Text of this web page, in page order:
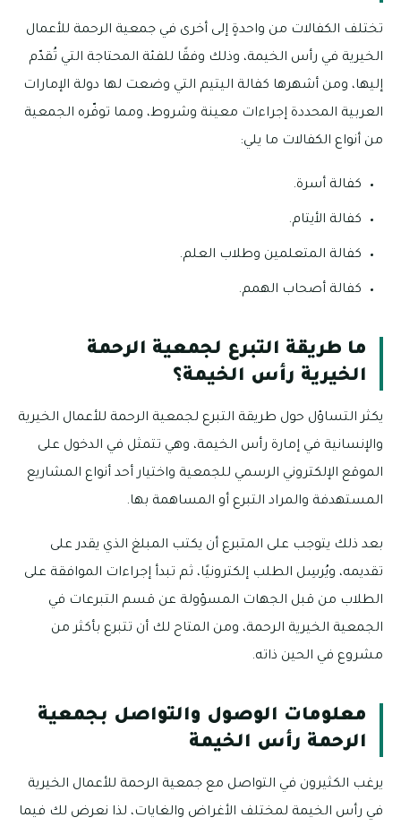
تختلف الكفالات من واحدةٍ إلى أخرى في جمعية الرحمة للأعمال
الخيرية في رأس الخيمة، وذلك وفقًا للفئة المحتاجة التي تُقدّم
إليها، ومن أشهرها كفالة اليتيم التي وضعت لها دولة الإمارات
العربية المحددة إجراءات معينة وشروط، ومما توفّره الجمعية
من أنواع الكفالات ما يلي:
كفالة أسرة.
كفالة الأيتام.
كفالة المتعلمين وطلاب العلم.
كفالة أصحاب الهمم.
ما طريقة التبرع لجمعية الرحمة
الخيرية رأس الخيمة؟
يكثر التساؤل حول طريقة التبرع لجمعية الرحمة للأعمال الخيرية
والإنسانية في إمارة رأس الخيمة، وهي تتمثل في الدخول على
الموقع الإلكتروني الرسمي للجمعية واختيار أحد أنواع المشاريع
المستهدفة والمراد التبرع أو المساهمة بها.
بعد ذلك يتوجب على المتبرع أن يكتب المبلغ الذي يقدر على
تقديمه، ويُرسِل الطلب إلكترونيًا، ثم تبدأ إجراءات الموافقة على
الطلاب من قبل الجهات المسؤولة عن قسم التبرعات في
الجمعية الخيرية الرحمة، ومن المتاح لك أن تتبرع بأكثر من
مشروع في الحين ذاته.
معلومات الوصول والتواصل بجمعية
الرحمة رأس الخيمة
يرغب الكثيرون في التواصل مع جمعية الرحمة للأعمال الخيرية
في رأس الخيمة لمختلف الأغراض والغايات، لذا نعرض لك فيما